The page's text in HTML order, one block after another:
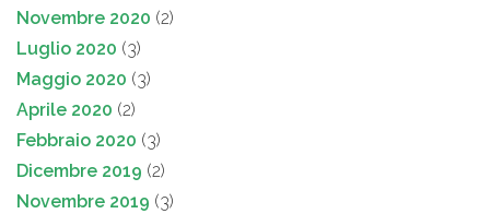
Novembre 2020 (2)
Luglio 2020 (3)
Maggio 2020 (3)
Aprile 2020 (2)
Febbraio 2020 (3)
Dicembre 2019 (2)
Novembre 2019 (3)